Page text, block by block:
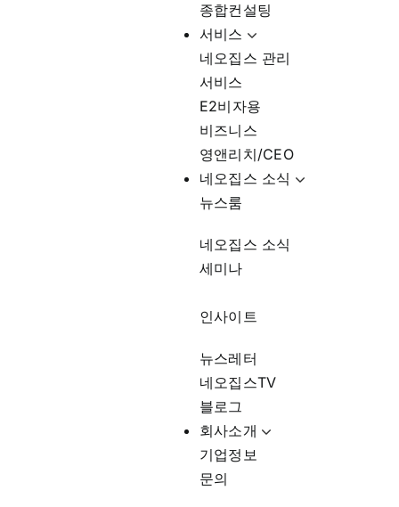
종합컨설팅
서비스
네오집스 관리
서비스
E2비자용
비즈니스
영앤리치/CEO
네오집스 소식
뉴스룸
네오집스 소식
세미나
인사이트
뉴스레터
네오집스TV
블로그
회사소개
기업정보
문의